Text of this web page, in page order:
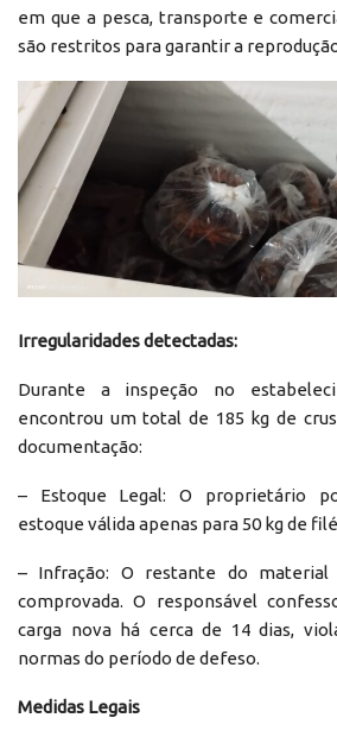
em que a pesca, transporte e
são restritos para garantir a
Irregularidades detectadas:
Durante a inspeção no
encontrou um total de 185 kg de
documentação:
– Estoque Legal: O proprietário
estoque válida apenas para 50 kg de
– Infração: O restante do material
comprovada. O responsável
carga nova há cerca de 14 dias,
normas do período de defeso.
Medidas Legais